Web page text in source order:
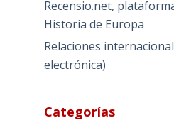
Recensio.net,
Historia de Europa
Relaciones
electrónica)
Categorías